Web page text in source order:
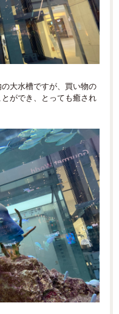
大水槽ですが、買い物の
ができ、とっても癒され